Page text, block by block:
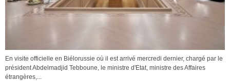
En visite officielle en Biélorussie où il est arrivé mercredi dernier, chargé par le
président Abdelmadjid Tebboune, le ministre d'Etat, ministre des Affaires
étrangères,...